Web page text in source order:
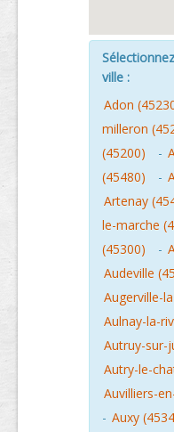
ville :
Adon
milleron
(45200)
-
(45480)
-
Artenay
le-marche
(45300)
-
Audeville
Augerville-
Aulnay-la-
Autruy-sur-
Autry-le-
Auvilliers-
- Auxy